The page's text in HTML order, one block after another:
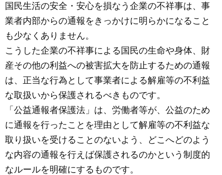
c
e
b
o
o
k
ail ss
e
n
g
er
e
国民生活の安全・安心を損なう企業の不祥事は、事
業者内部からの通報をきっかけに明らかになること
も少なくありません。
こうした企業の不祥事による国民の生命や身体、財
産その他の利益への被害拡大を防止するための通報
は、正当な行為として事業者による解雇等の不利益
な取扱いから保護されるべきものです。
「公益通報者保護法」は、労働者等が、公益のため
に通報を行ったことを理由として解雇等の不利益な
取り扱いを受けることのないよう、どこへどのよう
な内容の通報を行えば保護されるのかという制度的
なルールを明確にするものです。